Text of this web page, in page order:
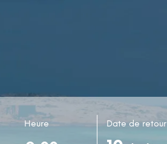
Heure Date de retour